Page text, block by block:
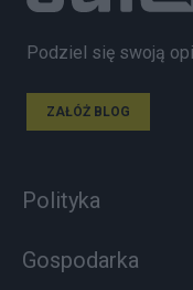
Podziel się swoją
ZAŁÓŻ BLOG
Polityka
Gospodarka